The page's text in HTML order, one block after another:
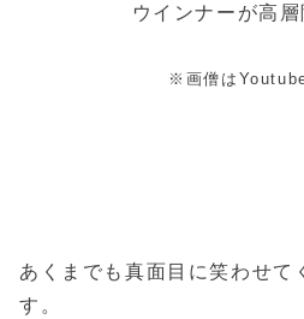
ウインナーが高
※画僧は
あくまでも真面目に笑わせて
す。